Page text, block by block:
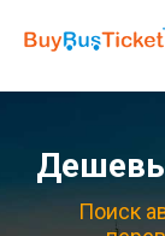
Поиск